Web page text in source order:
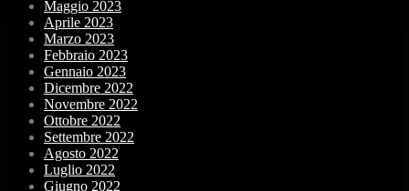
Maggio 2023
Aprile 2023
Marzo 2023
Febbraio 2023
Gennaio 2023
Dicembre 2022
Novembre 2022
Ottobre 2022
Settembre 2022
Agosto 2022
Luglio 2022
Giugno 2022